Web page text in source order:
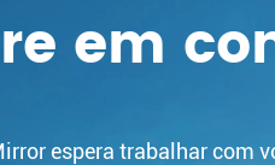
em
espera trabalhar com